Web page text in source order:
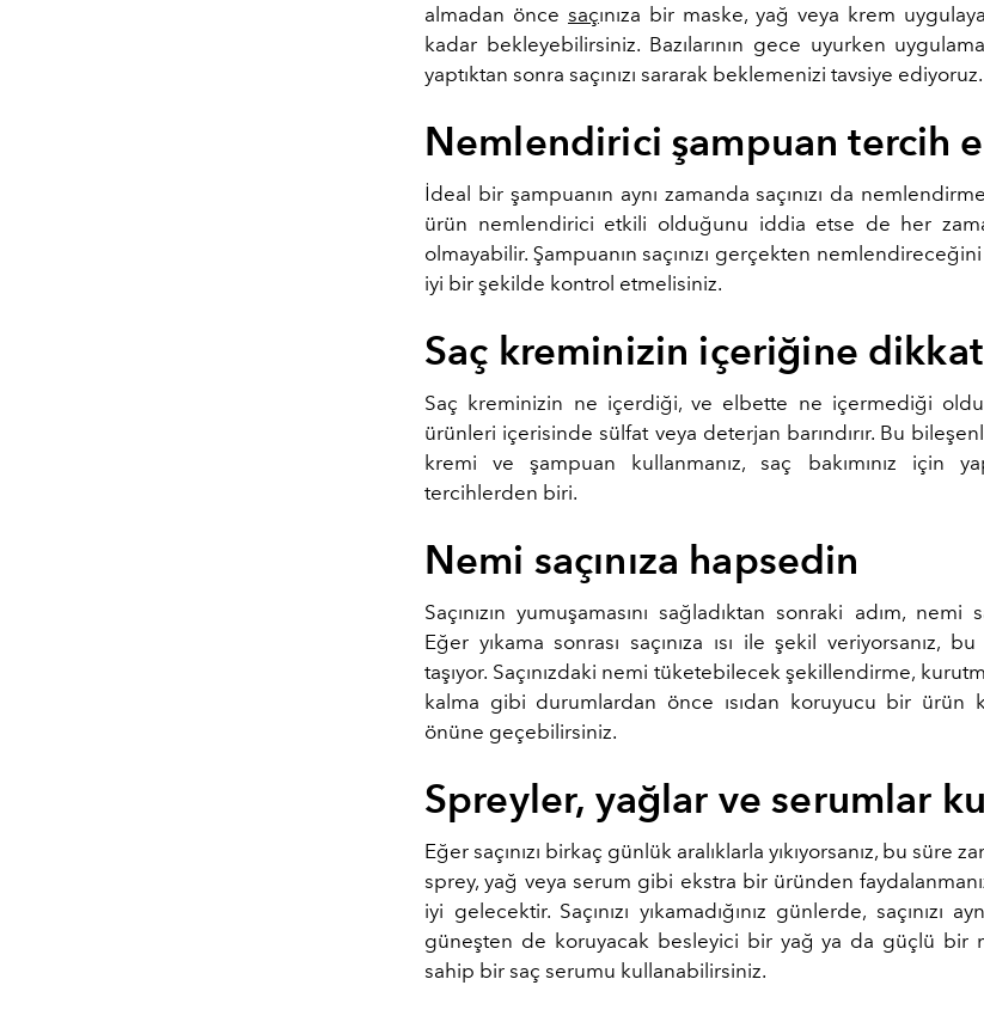
almadan önce saçınıza bir maske, yağ veya krem
kadar bekleyebilirsiniz. Bazılarının gece uyurken
yaptıktan sonra saçınızı sararak beklemenizi tavsiye ediyoruz.
Nemlendirici şampuan tercih
İdeal bir şampuanın aynı zamanda saçınızı da
ürün nemlendirici etkili olduğunu iddia etse de her
olmayabilir. Şampuanın saçınızı gerçekten
iyi bir şekilde kontrol etmelisiniz.
Saç kreminizin içeriğine
Saç kreminizin ne içerdiği, ve elbette ne içermediği
ürünleri içerisinde sülfat veya deterjan barındırır. Bu
kremi ve şampuan kullanmanız, saç bakımınız için
tercihlerden biri.
Nemi saçınıza hapsedin
Saçınızın yumuşamasını sağladıktan sonraki adım, nemi
Eğer yıkama sonrası saçınıza ısı ile şekil veriyorsanız,
taşıyor. Saçınızdaki nemi tüketebilecek şekillendirme,
kalma gibi durumlardan önce ısıdan koruyucu bir ürün
önüne geçebilirsiniz.
Spreyler, yağlar ve serumlar
Eğer saçınızı birkaç günlük aralıklarla yıkıyorsanız, bu süre
sprey, yağ veya serum gibi ekstra bir üründen
iyi gelecektir. Saçınızı yıkamadığınız günlerde, saçınızı
güneşten de koruyacak besleyici bir yağ ya da güçlü bir
sahip bir saç serumu kullanabilirsiniz.